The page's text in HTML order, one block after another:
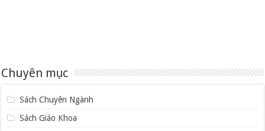
Chuyên mục
Sách Chuyên Ngành
Sách Giáo Khoa